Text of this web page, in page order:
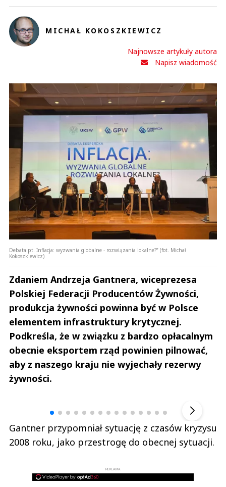
MICHAŁ KOKOSZKIEWICZ
Najnowsze artykuły autora
Napisz wiadomość
Debata pt. Inflacja: wyzwania globalne - rozwiązania lokalne?” (fot. Michał
Kokoszkiewicz)
Zdaniem Andrzeja Gantnera, wiceprezesa
Polskiej Federacji Producentów Żywności,
produkcja żywności powinna być w Polsce
elementem infrastruktury krytycznej.
Podkreśla, że w związku z bardzo opłacalnym
obecnie eksportem rząd powinien pilnować,
aby z naszego kraju nie wyjechały rezerwy
żywności.
Gantner przypomniał sytuację z czasów kryzysu
2008 roku, jako przestrogę do obecnej sytuacji.
REKLAMA